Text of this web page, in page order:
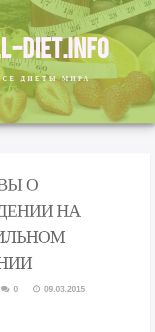
DIET.INFO
ДИЕТЫ МИРА
О
НА
0
09.03.2015